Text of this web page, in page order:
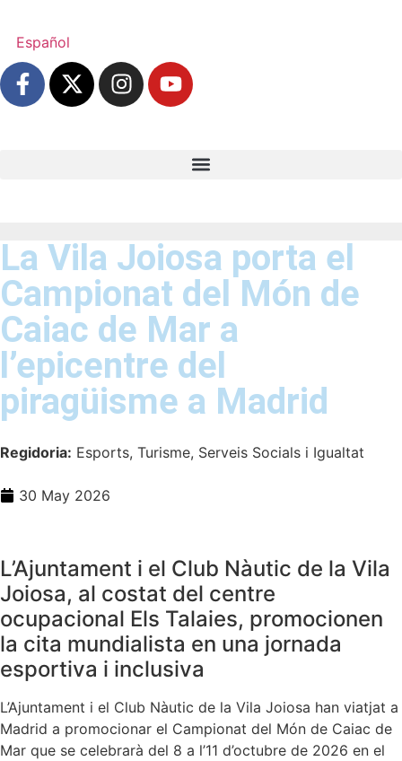
Español
La Vila Joiosa porta el
Campionat del Món de
Caiac de Mar a
l’epicentre del
piragüisme a Madrid
Regidoria: Esports, Turisme, Serveis Socials i Igualtat
30 May 2026
L’Ajuntament i el Club Nàutic de la Vila
Joiosa, al costat del centre
ocupacional Els Talaies, promocionen
la cita mundialista en una jornada
esportiva i inclusiva
L’Ajuntament i el Club Nàutic de la Vila Joiosa han viatjat a
Madrid a promocionar el Campionat del Món de Caiac de
Mar que se celebrarà del 8 a l’11 d’octubre de 2026 en el